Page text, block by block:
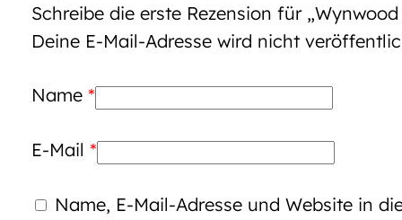
Schreibe die erste Rezension für
Deine E-Mail-Adresse wird nicht
Name *
E-Mail *
Name, E-Mail-Adresse und Website in